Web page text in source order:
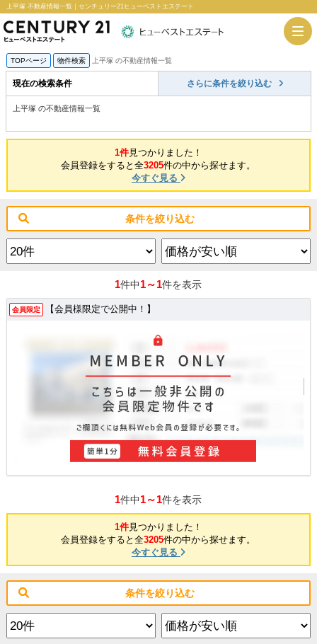
上平塚 不動産情報一覧｜センチュリー21ヒューベストエステート
TOPページ 物件検索 上平塚 の不動産情報一覧
現在の検索条件 さらに条件を絞り込む
上平塚 の不動産情報一覧
1件見つかりました！
会員登録をすると全3205件の中から探せます。
今すぐ見る
条件を絞り込む
1件中1～1件を表示
会員限定 【会員様限定で公開中！】
1件中1～1件を表示
1件見つかりました！
会員登録をすると全3205件の中から探せます。
今すぐ見る
条件を絞り込む